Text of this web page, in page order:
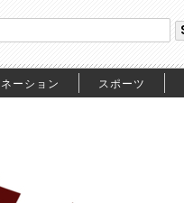
ーション スポーツ